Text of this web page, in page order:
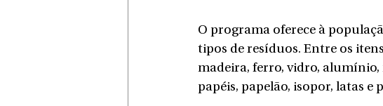
O programa oferece à
tipos de resíduos. Entre os
madeira, ferro, vidro, alumínio,
papéis, papelão, isopor, latas e